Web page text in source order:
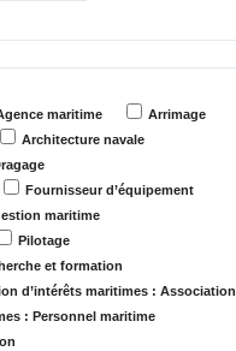
maritime
Arrimage
Architecture navale
Fournisseur d’équipement
maritime
Pilotage
et formation
d’intérêts maritimes : Association
: Personnel maritime